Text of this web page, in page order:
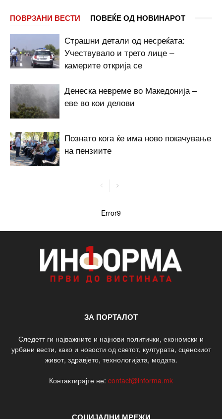
ПОВРЗАНИ ВЕСТИ ПОВЕЌЕ ОД НОВИНАРОТ
Страшни детали од несреќата:
Учествувало и трето лице –
камерите открија се
Денеска невреме во Македонија –
еве во кои делови
Познато кога ќе има ново покачување
на пензиите
Error9
ЗА ПОРТАЛОТ
Следетт ги најважните и најнови политички, економски и
урбани вести, како и новости од светот, културата, сценскиот
живот, здравјето, технологијата, модата.
Контактирајте не: contact@informa.mk